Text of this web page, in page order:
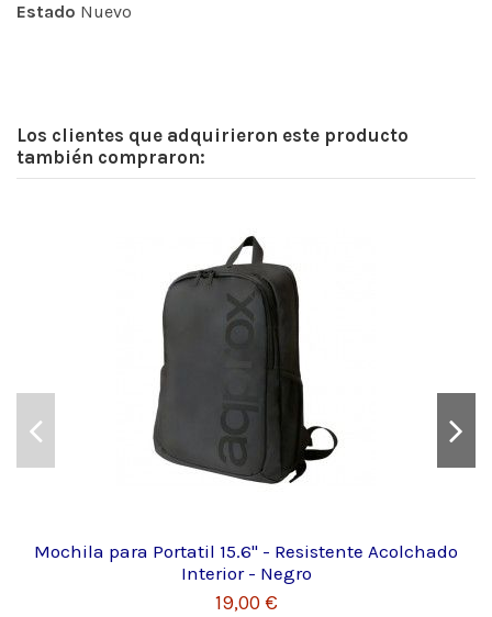
Estado Nuevo
Los clientes que adquirieron este producto
también compraron:
Mochila para Portatil 15.6" - Resistente Acolchado
Interior - Negro
19,00 €